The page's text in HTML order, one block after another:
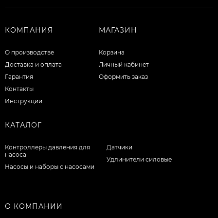
КОМПАНИЯ
О производстве
Доставка и оплата
Гарантия
Контакты
Инструкции
МАГАЗИН
Корзина
Личный кабинет
Оформить заказ
КАТАЛОГ
Контроллеры давления для
насоса
Насосы и наборы с насосами
Датчики
Удлинители силовые
О КОМПАНИИ